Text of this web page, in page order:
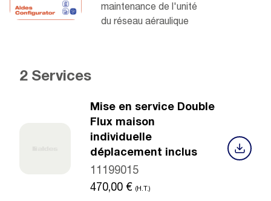
maintenance de l'unité
du réseau aéraulique
2 Services
Mise en service Double
Flux maison
individuelle
déplacement inclus
11199015
470,00 € (H.T.)